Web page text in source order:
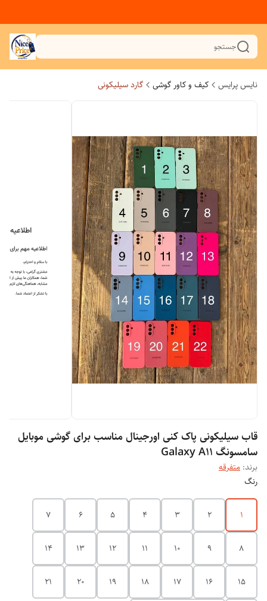
جستجو
نایس پرایس کیف و کاور گوشی گارد سیلیکونی
قاب سیلیکونی پاک کنی اورجینال مناسب برای گوشی موبایل
سامسونگ Galaxy A11
برند: متفرقه
رنگ
1
2
3
4
5
6
7
8
9
10
11
12
13
14
15
16
17
18
19
20
21